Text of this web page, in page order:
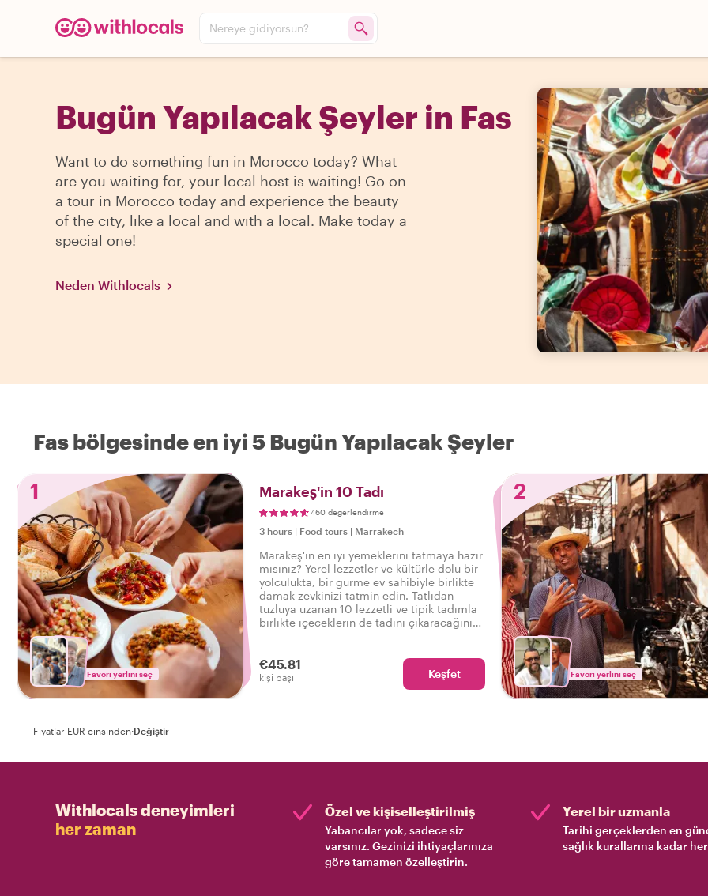
Nereye gidiyorsun?
Bugün Yapılacak Şeyler in Fas
Want to do something fun in Morocco today? What
are you waiting for, your local host is waiting! Go on
a tour in Morocco today and experience the beauty
of the city, like a local and with a local. Make today a
special one!
Neden Withlocals
Fas bölgesinde en iyi 5 Bugün Yapılacak Şeyler
1
Favori yerlini seç
Marakeş'in 10 Tadı
460 değerlendirme
3 hours | Food tours | Marrakech
Marakeş'in en iyi yemeklerini tatmaya hazır
mısınız? Yerel lezzetler ve kültürle dolu bir
yolculukta, bir gurme ev sahibiyle birlikte
damak zevkinizi tatmin edin. Tatlıdan
tuzluya uzanan 10 lezzetli ve tipik tadımla
birlikte içeceklerin de tadını çıkaracağınız
€45.81
kişi başı Keşfet
2
Favori yerlini seç
Fiyatlar EUR cinsinden·Değiştir
Withlocals deneyimleri
her zaman
Özel ve kişiselleştirilmiş
Yabancılar yok, sadece siz
varsınız. Gezinizi ihtiyaçlarınıza
göre tamamen özelleştirin.
Yerel bir uzmanla
Tarihi gerçeklerden en
sağlık kurallarına kadar